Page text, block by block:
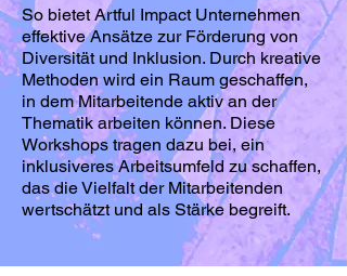
So bietet Artful Impact Unternehmen
effektive Ansätze zur Förderung von
Diversität und Inklusion. Durch kreative
Methoden wird ein Raum geschaffen,
in dem Mitarbeitende aktiv an der
Thematik arbeiten können. Diese
Workshops tragen dazu bei, ein
inklusiveres Arbeitsumfeld zu schaffen,
das die Vielfalt der Mitarbeitenden
wertschätzt und als Stärke begreift.